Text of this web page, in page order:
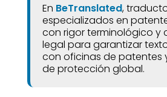
En BeTranslated,
especializados en
con rigor terminológico y
legal para garantizar
con oficinas de patentes
de protección global.